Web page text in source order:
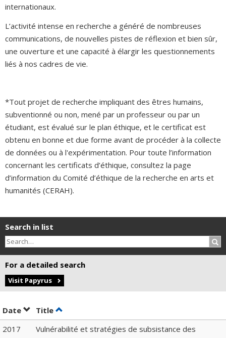
internationaux.
L’activité intense en recherche a généré de nombreuses
communications, de nouvelles pistes de réflexion et bien sûr,
une ouverture et une capacité à élargir les questionnements
liés à nos cadres de vie.
*Tout projet de recherche impliquant des êtres humains,
subventionné ou non, mené par un professeur ou par un
étudiant, est évalué sur le plan éthique, et le certificat est
obtenu en bonne et due forme avant de procéder à la collecte
de données ou à l'expérimentation. Pour toute l’information
concernant les certificats d’éthique, consultez la page
d’information du Comité d’éthique de la recherche en arts et
humanités (CERAH).
Search in list
For a detailed search
Visit Papyrus
Date Sort by date in descending order
Title Sort by title in descending order
2017
Vulnérabilité et stratégies de subsistance des